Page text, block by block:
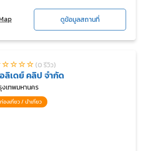
ดูข้อมูลสถานที่
(0 รีวิว)
ลิเดย์ คลิป จำกัด
เทพมหานคร
ท่องเที่ยว / นำเที่ยว